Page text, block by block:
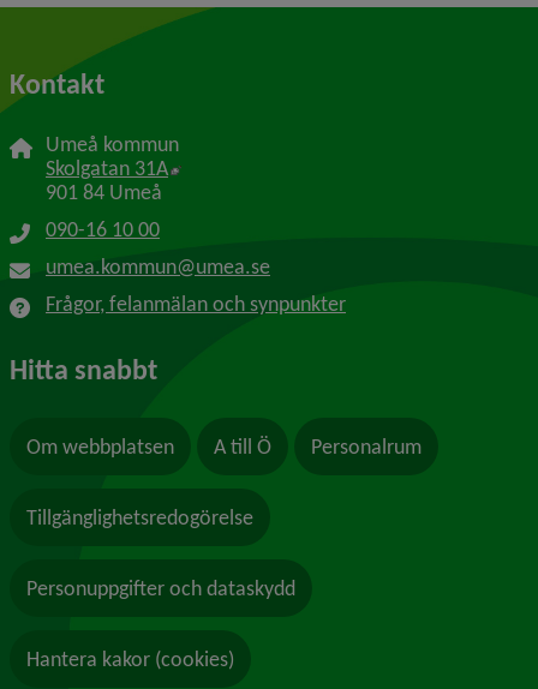
Kontakt
Umeå kommun
Skolgatan 31A Länk till annan webbplats, öppnas i nytt
901 84 Umeå
090-16 10 00
umea.kommun@umea.se
Frågor, felanmälan och synpunkter
Hitta snabbt
Om webbplatsen A till Ö Personalrum
Tillgänglighetsredogörelse
Personuppgifter och dataskydd
Hantera kakor (cookies)